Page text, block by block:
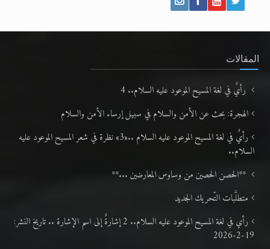
المقالات
رأيٌ في لغة المسيح الموعود عليه السلام.. 4
الهجرة: بحث عن الأمن والسلام في سبيل إرساء الأمن والسلام
رأيٌ في لغة المسيح الموعود عليه السلام ..«3» نظرة في شعر المسيح الموعود عليه
السلام..
**الحصن الحصين من وساوس المعارضين ...**
متطلَّبات التّحريك الجديد
رأي في لغة المسيح الموعود عليه السلام.. 2 إشارةٌ إلى اسم الإشارة .. تاريخ النشر:
19-2-2026